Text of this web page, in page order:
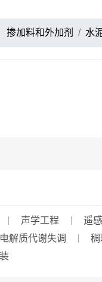
掺加料和外加剂 水
声学工程 遥
解质代谢失调 稠